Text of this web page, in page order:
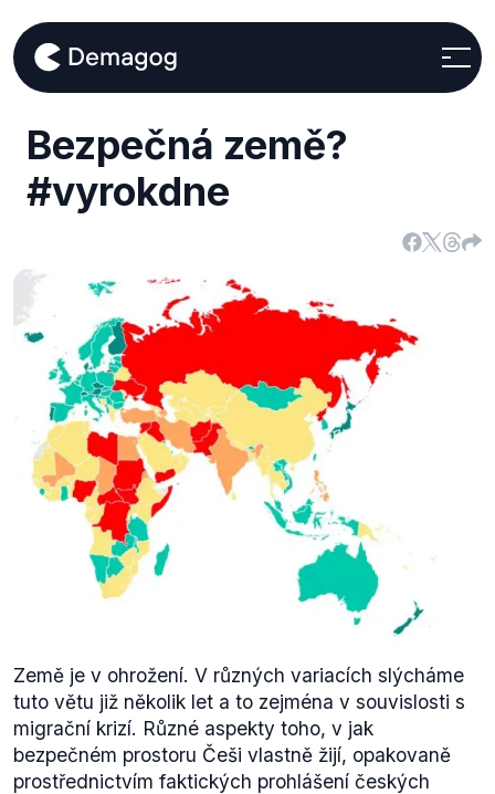
Bezpečná země?
#vyrokdne
Země je v ohrožení. V různých variacích slýcháme
tuto větu již několik let a to zejména v souvislosti s
migrační krizí. Různé aspekty toho, v jak
bezpečném prostoru Češi vlastně žijí, opakovaně
prostřednictvím faktických prohlášení českých